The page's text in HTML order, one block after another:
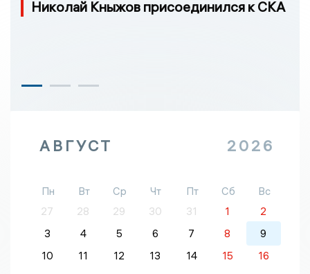
Николай Кныжов присоединился к СКА
АВГУСТ 2026
Пн Вт Ср Чт Пт Сб
Вс
27
28 29 30 31 1
2
3
4 5 6 7 8
9
10
11 12 13 14 15
16